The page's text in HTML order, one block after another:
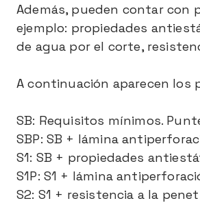
Además, pueden contar con
ejemplo: propiedades
de agua por el corte,
A continuación aparecen los
SB: Requisitos mínimos.
SBP: SB + lámina
S1: SB + propiedades
S1P: S1 + lámina
S2: S1 + resistencia a la